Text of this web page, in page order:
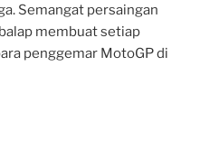
Semangat persaingan
membuat setiap
penggemar MotoGP di